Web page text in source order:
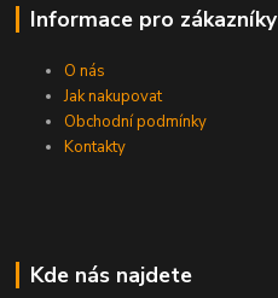
Informace pro zákazníky
O nás
Jak nakupovat
Obchodní podmínky
Kontakty
Kde nás najdete